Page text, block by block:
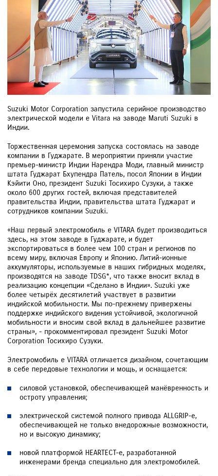
Suzuki Motor Corporation запустила серийное производство
электрической модели e Vitara на заводе Maruti Suzuki в
Индии.
Торжественная церемония запуска состоялась на заводе
компании в Гуджарате. В мероприятии приняли участие
премьер-министр Индии Нарендра Моди, главный министр
штата Гуджарат Бхупендра Патель, посол Японии в Индии
Кэйити Оно, президент Suzuki Тосихиро Сузуки, а также
около 600 других гостей, включая представителей
правительства Индии, правительства штата Гуджарат и
сотрудников компании Suzuki.
«Наш первый электромобиль e VITARA будет производиться
здесь, на этом заводе в Гуджарате, и будет
экспортироваться в более чем 100 стран и регионов по
всему миру, включая Европу и Японию. Литий-ионные
аккумуляторы, используемые в наших гибридных моделях,
производятся на заводе TDSG*, что также вносит вклад в
реализацию концепции «Сделано в Индии». Suzuki уже
более четырёх десятилетий участвует в развитии
индийской мобильности. Мы по-прежнему привержены
поддержке индийского видения устойчивой, экологичной
мобильности и вносим свой вклад в дальнейшее развитие
страны», - прокомментировал президент Suzuki Motor
Corporation Тосихиро Сузуки.
Электромобиль e VITARA отличается дизайном, сочетающим
в себе передовые технологии и мощь, и оснащается:
силовой установкой, обеспечивающей манёвренность и
остроту управления;
электрической системой полного привода ALLGRIP-e,
обеспечивающей не только внедорожные возможности,
но и высокую динамику;
новой платформой HEARTECT-e, разработанной
инженерами бренда специально для электромобилей.